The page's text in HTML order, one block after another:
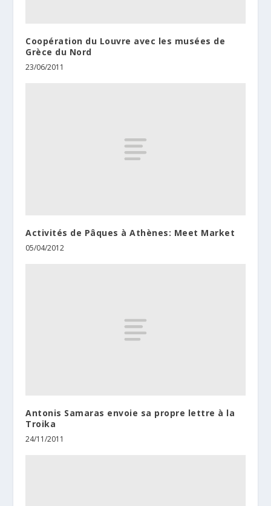
Coopération du Louvre avec les musées de
Grèce du Nord
23/06/2011
Activités de Pâques à Athènes: Meet Market
05/04/2012
Antonis Samaras envoie sa propre lettre à la
Troika
24/11/2011